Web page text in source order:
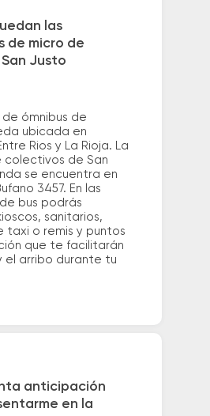
las
de micro de
Justo
de ómnibus de
ubicada en
Rios y La Rioja. La
colectivos de San
se encuentra en
3457. En las
bus podrás
sanitarios,
taxi o remis y puntos
que te facilitarán
el arribo durante tu
anticipación
en la